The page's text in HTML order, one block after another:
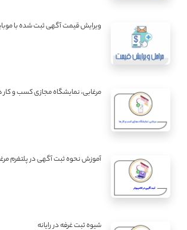
ویرایش قیمت آگهی ثبت شده با
مرغابی، نمایشگاه مجازی کسب و کار
آموزش نحوه ثبت آگهی در پلتفرم
شیوه ثبت غرفه در رایانه